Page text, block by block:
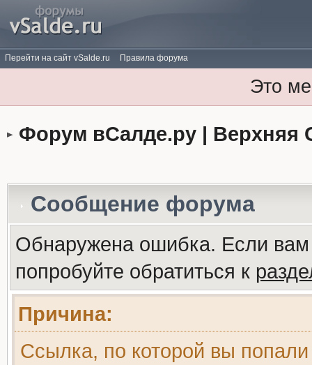
Перейти на сайт vSalde.ru Правила форума
Это
Форум вСалде.ру | Верхняя
Сообщение форума
Обнаружена ошибка. Если
попробуйте обратиться к
Причина:
Ссылка, по которой вы